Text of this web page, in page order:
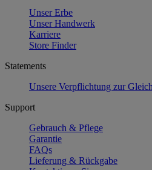
Unser Erbe
Unser Handwerk
Karriere
Store Finder
Statements
Unsere Verpflichtung zur
Support
Gebrauch & Pflege
Garantie
FAQs
Lieferung & Rückgabe